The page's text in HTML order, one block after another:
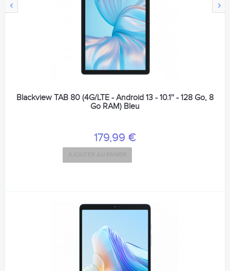
‹ ›
Blackview TAB 80 (4G/LTE - Android 13 - 10.1'' - 128 Go, 8
Go RAM) Bleu
179,99 €
AJOUTER AU PANIER